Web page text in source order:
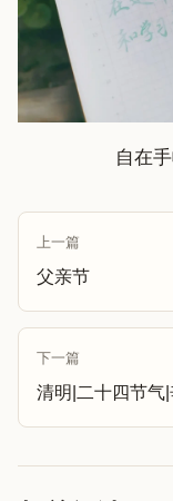
自在
上一篇
父亲节
下一篇
清明|二十四节气